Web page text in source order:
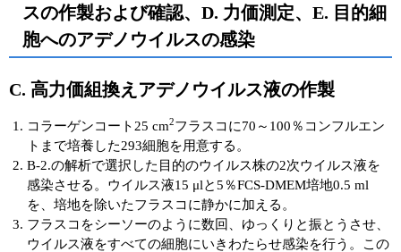
サンプル請求
テクニカルサポートライン
プライマー・プローブ検索・注文
機器ソフトウェア・ベクター配列ダウンロード
ラーニングセンター
実験ガイド
リアルタイムPCR実験ガイド
遺伝子検査ガイド（食品・水質・家畜他）
NGSポータルサイト
スの作製および確認、D. 力価測定、E. 目的細
胞へのアデノウイルスの感染
C. 高力価組換えアデノウイルス液の作製
コラーゲンコート25 cm2フラスコに70～100％コンフルエン
トまで培養した293細胞を用意する。
B-2.の解析で選択した目的のウイルス株の2次ウイルス液を
感染させる。ウイルス液15 μlと5％FCS-DMEM培地0.5 ml
を、培地を除いたフラスコに静かに加える。
フラスコをシーソーのように数回、ゆっくりと振とうさせ、
ウイルス液をすべての細胞にいきわたらせ感染を行う。この